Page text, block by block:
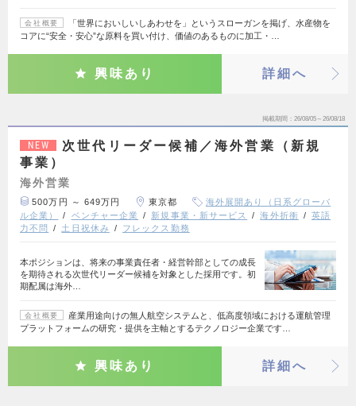
会社概要
「世界においしいしあわせを」というスローガンを掲げ、水産物を
コアに“安全・安心”な原料を買い付け、価値のあるものに加工・…
興味あり 詳細へ
掲載期間 26/08/05～26/08/18
NEW
次世代リーダー候補／海外営業（新規
事業）
海外営業
500万円 ～ 649万円 東京都
海外展開あり（日系グローバ
ル企業）
ベンチャー企業 新規事業・新サービス 海外折衝
英語
力不問
土日祝休み フレックス勤務
本ポジションは、将来の事業責任者・経営幹部としての成長
を期待される次世代リーダー候補を対象とした採用です。初
期配属は海外…
会社概要
産業用途向けの無人航空システムと、低高度領域における運航管理
プラットフォームの研究・提供を主軸とするテクノロジー企業です…
興味あり 詳細へ